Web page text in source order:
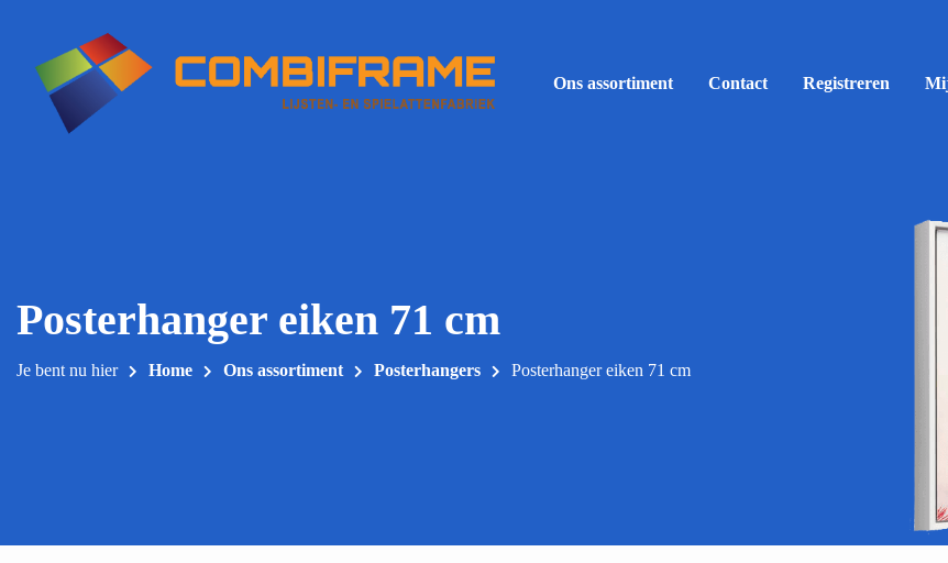
inhoud
Ons assortiment Contact Registreren
Posterhanger eiken 71 cm
Je bent nu hier Home Ons assortiment Posterhangers Posterhanger eiken 71 cm